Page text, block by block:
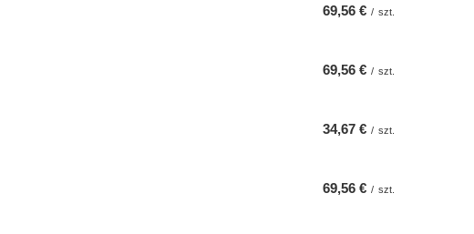
69,56 € / szt.
69,56 € / szt.
34,67 € / szt.
69,56 € / szt.